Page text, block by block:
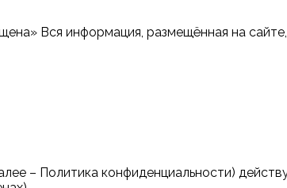
Вся информация, размещённая на
– Политика конфиденциальности)